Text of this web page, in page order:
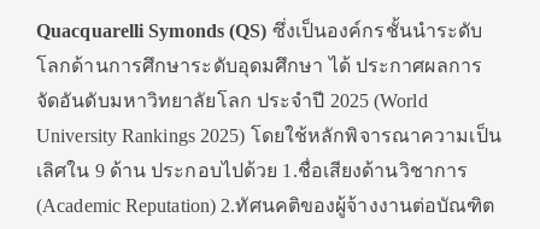
Quacquarelli Symonds (QS) ซึ่งเป็นองค์กรชั้นนำระดับ
โลกด้านการศึกษาระดับอุดมศึกษา ได้ ประกาศผลการ
จัดอันดับมหาวิทยาลัยโลก ประจำปี 2025 (World
University Rankings 2025) โดยใช้หลักพิจารณาความเป็น
เลิศใน 9 ด้าน ประกอบไปด้วย 1.ชื่อเสียงด้านวิชาการ
(Academic Reputation) 2.ทัศนคติของผู้จ้างงานต่อบัณฑิต